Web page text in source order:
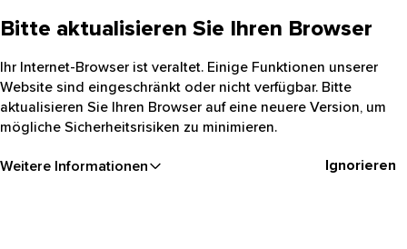
Bitte aktualisieren Sie Ihren Browser
Ihr Internet-Browser ist veraltet. Einige Funktionen unserer
Website sind eingeschränkt oder nicht verfügbar. Bitte
aktualisieren Sie Ihren Browser auf eine neuere Version, um
mögliche Sicherheitsrisiken zu minimieren.
Weitere Informationen Ignorieren